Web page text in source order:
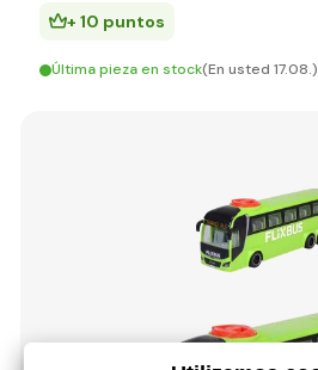
+ 10 puntos
Última pieza en stock(En usted 17.08.)